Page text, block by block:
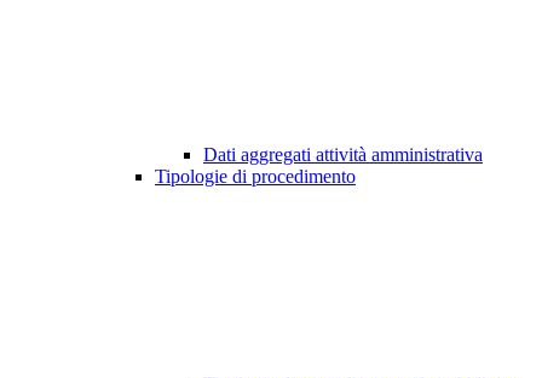
Dati aggregati attività amministrativa
Tipologie di procedimento